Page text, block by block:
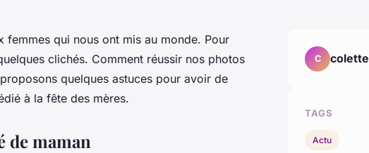
femmes qui nous ont mis au monde. Pour
clichés. Comment réussir nos photos
quelques astuces pour avoir de
à la fête des mères.
de maman
C colette
TAGS
Actu